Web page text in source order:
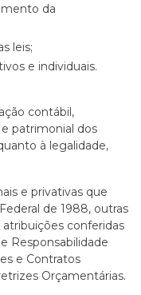
da
leis;
e individuais.
contábil,
patrimonial dos
à legalidade,
e privativas que
de 1988, outras
conferidas
Responsabilidade
e Contratos
Orçamentárias.